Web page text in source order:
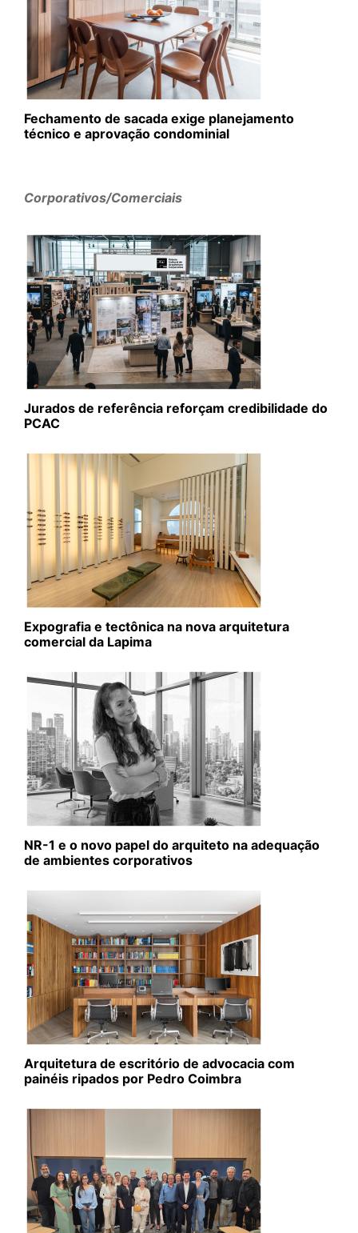
Fechamento de sacada exige planejamento
técnico e aprovação condominial
Corporativos/Comerciais
Jurados de referência reforçam credibilidade do
PCAC
Expografia e tectônica na nova arquitetura
comercial da Lapima
NR-1 e o novo papel do arquiteto na adequação
de ambientes corporativos
Arquitetura de escritório de advocacia com
painéis ripados por Pedro Coimbra